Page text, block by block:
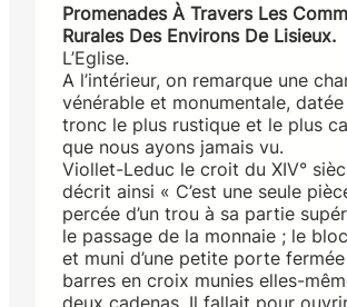
Promenades À Travers Les
Rurales Des Environs De Lisieux.
L’Eglise.
A l’intérieur, on remarque une
vénérable et monumentale,
tronc le plus rustique et le plus
que nous ayons jamais vu.
Viollet-Leduc le croit du XIV°
décrit ainsi « C’est une seule
percée d’un trou à sa partie
le passage de la monnaie ; le
et muni d’une petite porte
barres en croix munies elles-
deux cadenas. Il fallait pour